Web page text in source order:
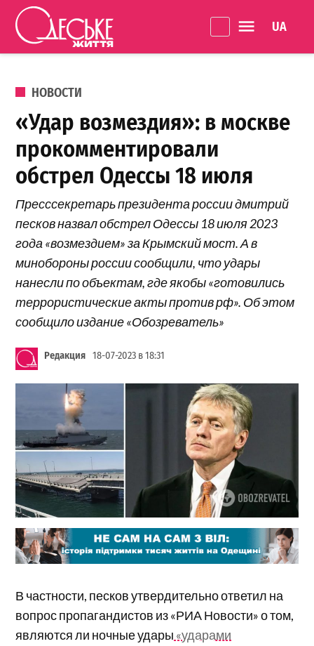
Перейти к содержанию
життя
ОПУБЛИКОВАНО В
НОВОСТИ
«Удар возмездия»: в москве
прокомментировали
обстрел Одессы 18 июля
Пресссекретарь президента россии дмитрий
песков назвал обстрел Одессы 18 июля 2023
года «возмездием» за Крымский мост. А в
минобороны россии сообщили, что удары
нанесли по объектам, где якобы «готовились
террористические акты против рф». Об этом
сообщило издание «Обозреватель»
Редакция 18-07-2023 в 18:31
В частности, песков утвердительно ответил на
вопрос пропагандистов из «РИА Новости» о том,
являются ли ночные удары «ударами